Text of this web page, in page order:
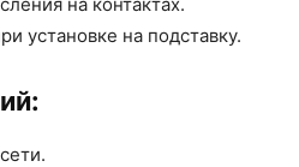
установке на подставку.